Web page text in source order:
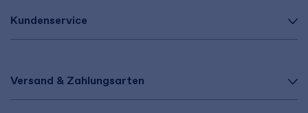
Kundenservice
Versand & Zahlungsarten